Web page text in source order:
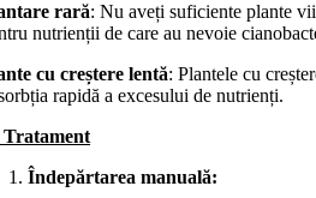
rară: Nu aveți suficiente plante
nutrienții de care au nevoie
cu creștere lentă: Plantele cu
rapidă a excesului de nutrienți.
Îndepărtarea manuală: